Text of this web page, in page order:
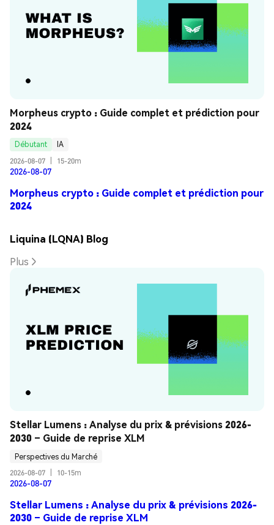
Morpheus crypto : Guide complet et prédiction pour
2024
Débutant
IA
2026-08-07
15-20m
2026-08-07
Morpheus crypto : Guide complet et prédiction pour
2024
Liquina (LQNA) Blog
Plus
Stellar Lumens : Analyse du prix & prévisions 2026-
2030 – Guide de reprise XLM
Perspectives du Marché
2026-08-07
10-15m
2026-08-07
Stellar Lumens : Analyse du prix & prévisions 2026-
2030 – Guide de reprise XLM